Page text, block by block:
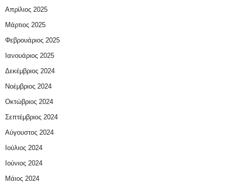
Απρίλιος 2025
Μάρτιος 2025
Φεβρουάριος 2025
Ιανουάριος 2025
Δεκέμβριος 2024
Νοέμβριος 2024
Οκτώβριος 2024
Σεπτέμβριος 2024
Αύγουστος 2024
Ιούλιος 2024
Ιούνιος 2024
Μάιος 2024